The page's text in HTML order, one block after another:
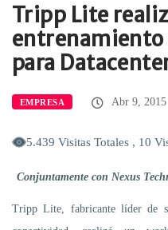
Tripp Lite
entrenamiento
para
EMPRESA Abr 9, 2015
5.439 Visitas Totales , 10
Conjuntamente con Nexus
Tripp Lite, fabricante líder de